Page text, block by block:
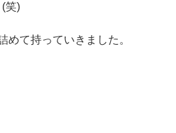
(笑)
めて持っていきました。